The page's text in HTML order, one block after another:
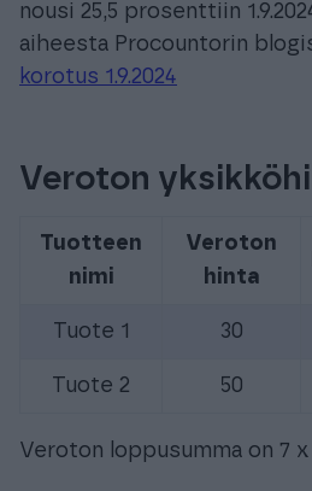
nousi 25,5 prosenttiin
aiheesta Procountorin
korotus 1.9.2024
Veroton
Tuotteen
nimi
Veroton
hinta
Tuote 1 30
Tuote 2 50
Veroton loppusumma on 7 x